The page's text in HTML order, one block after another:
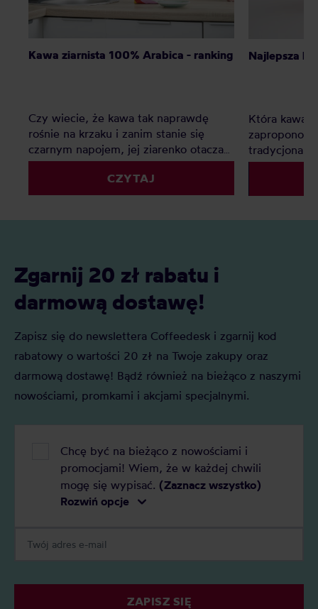
Kawa ziarnista 100% Arabica - ranking
Czy wiecie, że kawa tak naprawdę
rośnie na krzaku i zanim stanie się
czarnym napojem, jej ziarenko otacza
słodki owoc? Istnieją tylko dwa gatunki
kawy: Arabika i Robusta
CZYTAJ
Najlepsza
Która kawa
Zgarnij 20 zł rabatu i
darmową dostawę!
Zapisz się do newslettera Coffeedesk i zgarnij kod
rabatowy o wartości 20 zł na Twoje zakupy oraz
darmową dostawę! Bądź również na bieżąco z naszymi
nowościami, promkami i akcjami specjalnymi.
Chcę być na bieżąco z nowościami i
promocjami! Wiem, że w każdej chwili
mogę się wypisać. (Zaznacz wszystko)
Rozwiń opcje
ZAPISZ SIĘ